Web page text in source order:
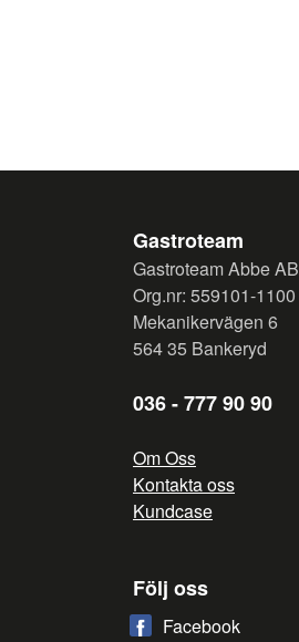
Gastroteam
Gastroteam Abbe AB
Org.nr: 559101-1100
Mekanikervägen 6
564 35 Bankeryd
036 - 777 90 90
Om Oss
Kontakta oss
Kundcase
Följ oss
Facebook